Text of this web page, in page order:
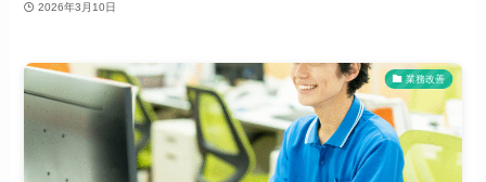
2026年3月10日
業務改善